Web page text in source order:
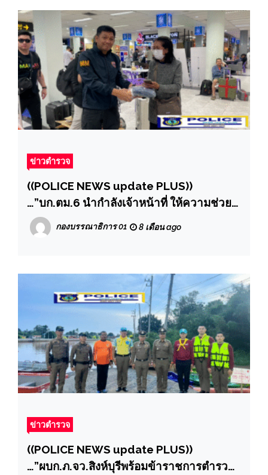
ข่าวตำรวจ
((POLICE NEWS update PLUS))
…”บก.ตม.6 นำกำลังเจ้าหน้าที่ ให้ความช่วย
เหลือนักท่องเที่ยว และประชาชนที่ได้รับผลก
ระทบจากภัยพิบัติน้ำท่วมในพื้นที่อำเภอ
กองบรรณาธิการ 01 8 เดือน ago
ข่าวตำรวจ
((POLICE NEWS update PLUS))
…”ผบก.ภ.จว.สิงห์บุรีพร้อมข้าราชการตำรวจ